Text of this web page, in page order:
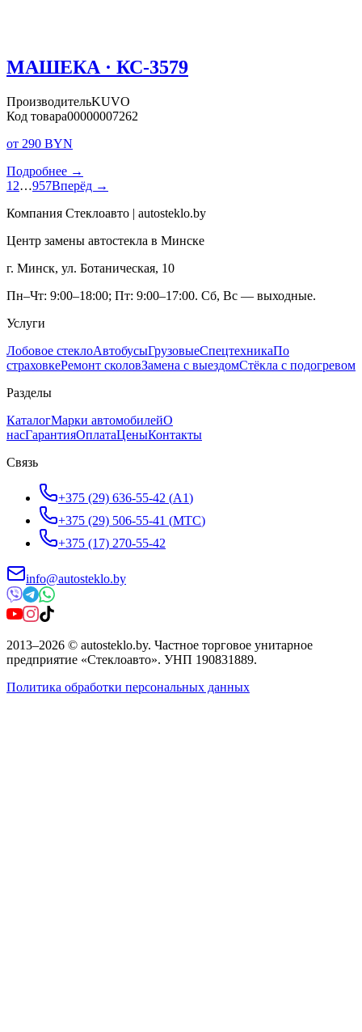
МАШЕКА · КС-3579
ПроизводительKUVO
Код товара00000007262
от 290 BYN
Подробнее →
1 2…957Вперёд →
Компания Стеклоавто | autosteklo.by
Центр замены автостекла в Минске
г. Минск, ул. Ботаническая, 10
Пн–Чт: 9:00–18:00; Пт: 9:00–17:00. Сб, Вс — выходные.
Услуги
Лобовое стеклоАвтобусыГрузовыеСпецтехникаПо
страховкеРемонт сколовЗамена с выездомСтёкла с подогревом
Разделы
КаталогМарки автомобилейО
насГарантияОплатаЦеныКонтакты
Связь
+375 (29) 636-55-42 (A1)
+375 (29) 506-55-41 (МТС)
+375 (17) 270-55-42
info@autosteklo.by
2013–2026 © autosteklo.by. Частное торговое унитарное
предприятие «Стеклоавто». УНП 190831889.
Политика обработки персональных данных